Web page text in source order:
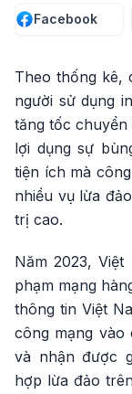
Facebook
Theo thống kê,
người sử dụng
tăng tốc
lợi dụng sự
tiện ích mà
nhiều vụ lừa
trị cao.
Năm 2023,
phạm mạng
thông tin Việt
công mạng vào
và nhận được
hợp lừa đảo